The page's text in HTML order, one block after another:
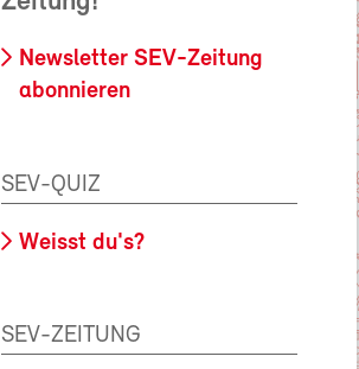
Newsletter SEV-Zeitung
abonnieren
SEV-QUIZ
Weisst du's?
SEV-ZEITUNG